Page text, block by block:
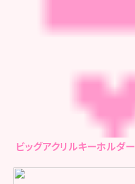
ビッグアクリルキーホルダー